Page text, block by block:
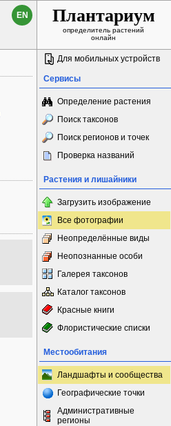
EN Плантариум
определитель растений
онлайн
Для мобильных устройств
Сервисы
Определение растения
Поиск таксонов
Поиск регионов и точек
Проверка названий
Растения и лишайники
Загрузить изображение
Все фотографии
Неопределённые виды
Неопознанные особи
Галерея таксонов
Каталог таксонов
Красные книги
Флористические списки
Местообитания
Ландшафты и сообщества
Географические точки
Административные
регионы